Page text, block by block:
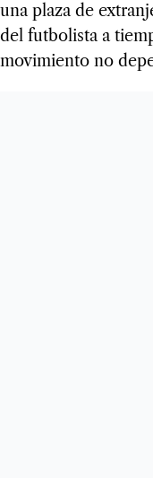
una plaza de
del futbolista a
movimiento no